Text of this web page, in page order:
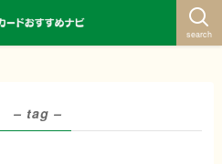
search
– tag –